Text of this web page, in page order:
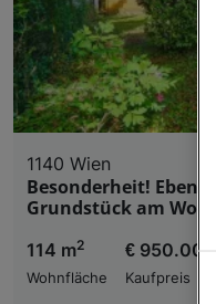
1140 Wien
Besonderheit!
Grundstück am
114 m2
Wohnfläche
€
Kaufpreis